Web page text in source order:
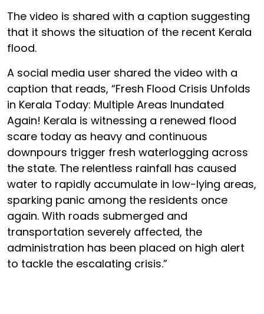
The video is shared with a caption suggesting
that it shows the situation of the recent Kerala
flood.
A social media user shared the video with a
caption that reads, “Fresh Flood Crisis Unfolds
in Kerala Today: Multiple Areas Inundated
Again! Kerala is witnessing a renewed flood
scare today as heavy and continuous
downpours trigger fresh waterlogging across
the state. The relentless rainfall has caused
water to rapidly accumulate in low-lying areas,
sparking panic among the residents once
again. With roads submerged and
transportation severely affected, the
administration has been placed on high alert
to tackle the escalating crisis.”